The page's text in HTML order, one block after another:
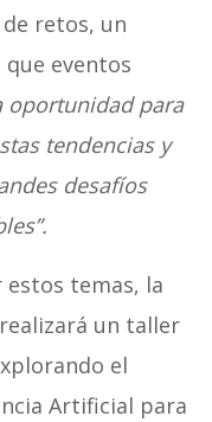
retos, un
eventos
oportunidad para
tendencias y
desafíos
temas, la
un taller
el
Artificial para